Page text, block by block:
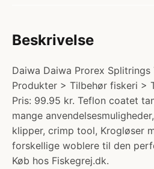
Beskrivelse
Daiwa Daiwa Prorex
Produkter > Tilbehør fiskeri >
Pris: 99.95 kr. Teflon coatet
mange
klipper, crimp tool, Krogløser
forskellige woblere til den
Køb hos Fiskegrej.dk.